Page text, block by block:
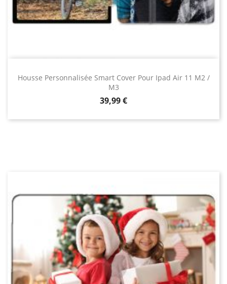
Housse Personnalisée Smart Cover Pour Ipad Air 11 M2 /
M3
Prix
39,99 €